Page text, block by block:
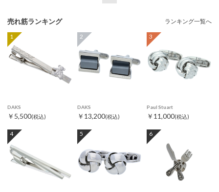
売れ筋ランキング ランキング一覧へ
1
DAKS
￥5,500(税込)
2
DAKS
￥13,200(税込)
3
Paul Stuart
￥11,000(税込)
4 5 6